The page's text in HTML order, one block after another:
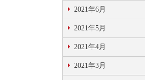
2021年6月
2021年5月
2021年4月
2021年3月